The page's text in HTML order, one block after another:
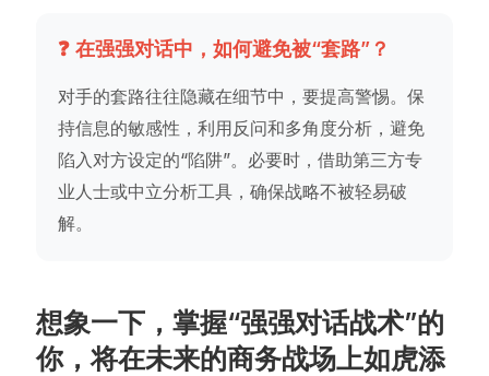
❓ 在强强对话中，如何避免被“套路”？
对手的套路往往隐藏在细节中，要提高警惕。保
持信息的敏感性，利用反问和多角度分析，避免
陷入对方设定的“陷阱”。必要时，借助第三方专
业人士或中立分析工具，确保战略不被轻易破
解。
想象一下，掌握“强强对话战术”的
你，将在未来的商务战场上如虎添